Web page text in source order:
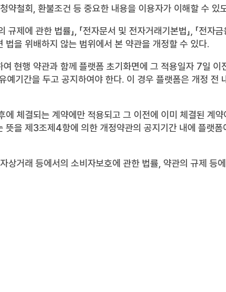
철회, 환불조건 등 중요한 내용을 이용자가 이해할 수 있
제에 관한 법률」, 「전자문서 및 전자거래기본법」, 「전자
법을 위배하지 않는 범위에서 본 약관을 개정할 수 있다.
현행 약관과 함께 플랫폼 초기화면에 그 적용일자 7일 이
기간을 두고 공지하여야 한다. 이 경우 플랫폼은 개정 전
체결되는 계약에만 적용되고 그 이전에 이미 체결된 계
을 제3조제4항에 의한 개정약관의 공지기간 내에 플랫
거래 등에서의 소비자보호에 관한 법률, 약관의 규제 등